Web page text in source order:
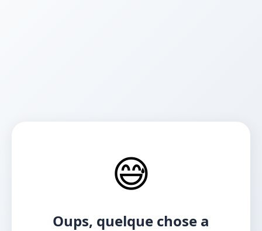
😅
Oups, quelque chose a